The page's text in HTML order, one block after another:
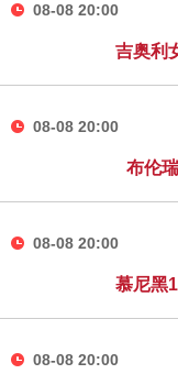
08-08 20:00
吉奥利
08-08 20:00
布伦
08-08 20:00
慕尼黑
08-08 20:00